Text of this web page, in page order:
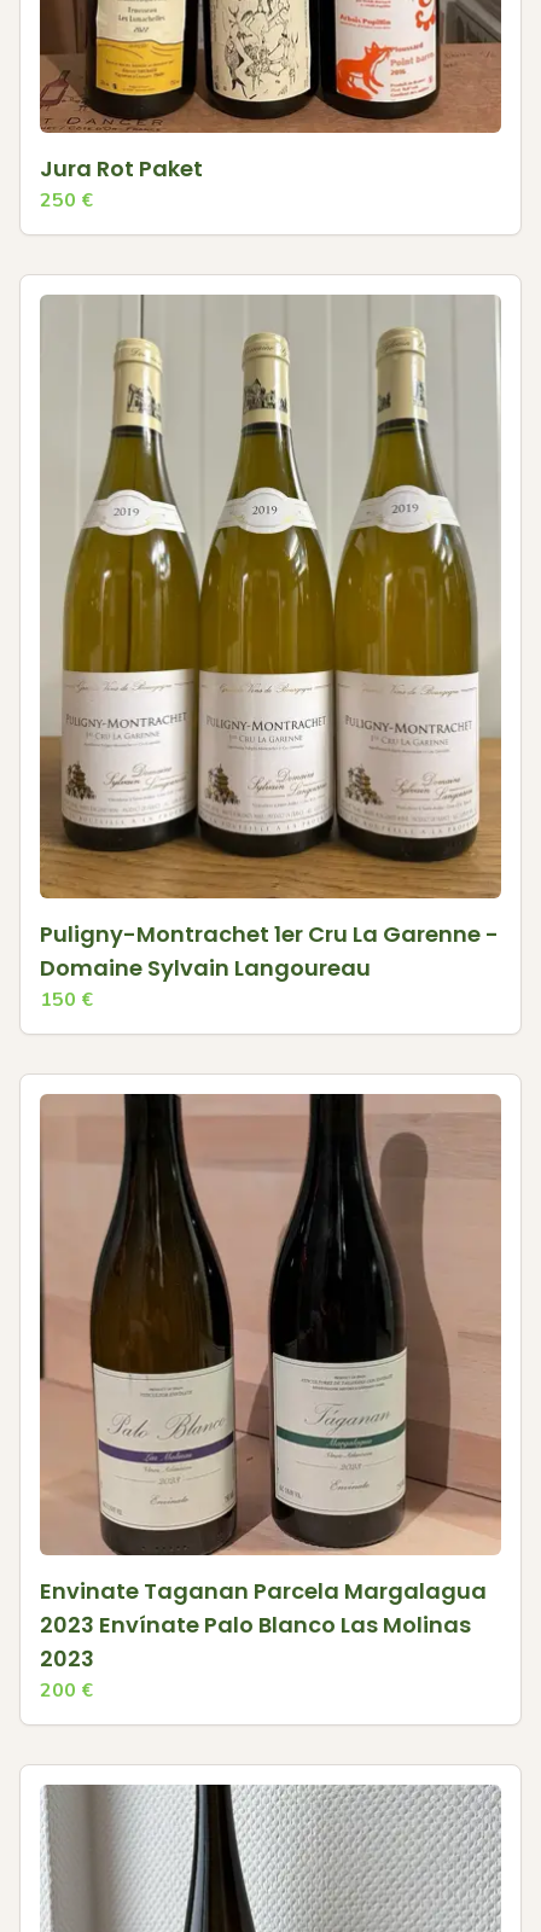
Jura Rot Paket
250 €
Puligny-Montrachet 1er Cru La Garenne -
Domaine Sylvain Langoureau
150 €
Envinate Taganan Parcela Margalagua
2023 Envínate Palo Blanco Las Molinas
2023
200 €